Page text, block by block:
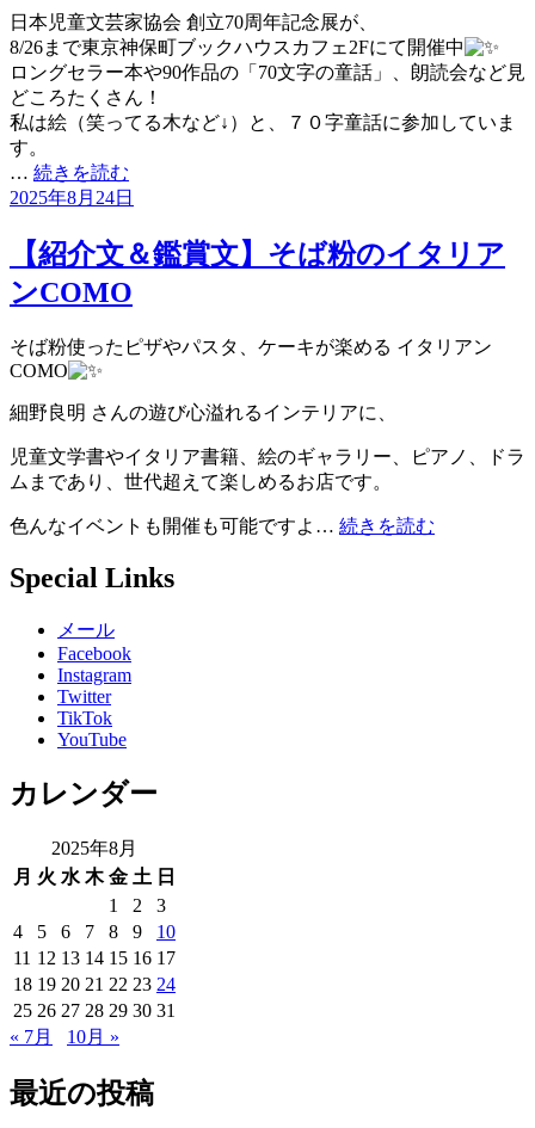
日本児童文芸家協会 創立70周年記念展が、
8/26まで東京神保町ブックハウスカフェ2Fにて開催中
ロングセラー本や90作品の「70文字の童話」、朗読会など見
どころたくさん！
私は絵（笑ってる木など↓）と、７０字童話に参加していま
す。
… 続きを読む
投
日:
2025年8月24日
【紹介文＆鑑賞文】そば粉のイタリア
ンCOMO
そば粉使ったピザやパスタ、ケーキが楽める イタリアン
COMO
細野良明 さんの遊び心溢れるインテリアに、
児童文学書やイタリア書籍、絵のギャラリー、ピアノ、ドラ
ムまであり、世代超えて楽しめるお店です。
色んなイベントも開催も可能ですよ… 続きを読む
Special Links
メール
Facebook
Instagram
Twitter
TikTok
YouTube
カレンダー
2025年8月
月 火 水 木 金 土 日
1
2
3
4
5 6 7 8 9
10
11 12 13 14 15 16 17
18 19 20 21 22 23 24
25 26 27 28 29 30 31
« 7月
10月 »
最近の投稿